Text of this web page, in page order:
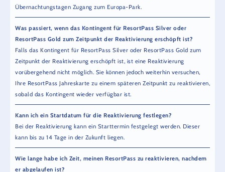
Übernachtungstagen Zugang zum Europa-Park.
Was passiert, wenn das Kontingent für ResortPass Silver oder
ResortPass Gold zum Zeitpunkt der Reaktivierung erschöpft ist?
Falls das Kontingent für ResortPass Silver oder ResortPass Gold zum
Zeitpunkt der Reaktivierung erschöpft ist, ist eine Reaktivierung
vorübergehend nicht möglich. Sie können jedoch weiterhin versuchen,
Ihre ResortPass Jahreskarte zu einem späteren Zeitpunkt zu reaktivieren,
sobald das Kontingent wieder verfügbar ist.
Kann ich ein Startdatum für die Reaktivierung festlegen?
Bei der Reaktivierung kann ein Starttermin festgelegt werden. Dieser
kann bis zu 14 Tage in der Zukunft liegen.
Wie lange habe ich Zeit, meinen ResortPass zu reaktivieren, nachdem
er abgelaufen ist?